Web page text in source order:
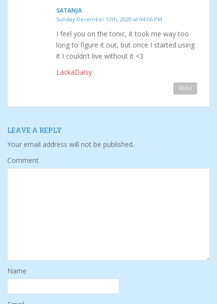
SATANJA
Sunday December 13th, 2020 at 04:06 PM
I feel you on the tonic, it took me way too
long to figure it out, but once I started using
it I couldn’t live without it <3
LackaDaisy
REPLY
LEAVE A REPLY
Your email address will not be published.
Comment
Name